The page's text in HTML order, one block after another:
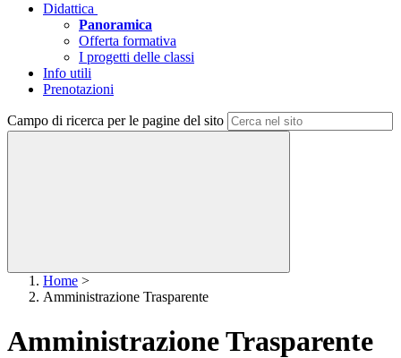
Didattica
Panoramica
Offerta formativa
I progetti delle classi
Info utili
Prenotazioni
Campo di ricerca per le pagine del sito
Home >
Amministrazione Trasparente
Amministrazione Trasparente